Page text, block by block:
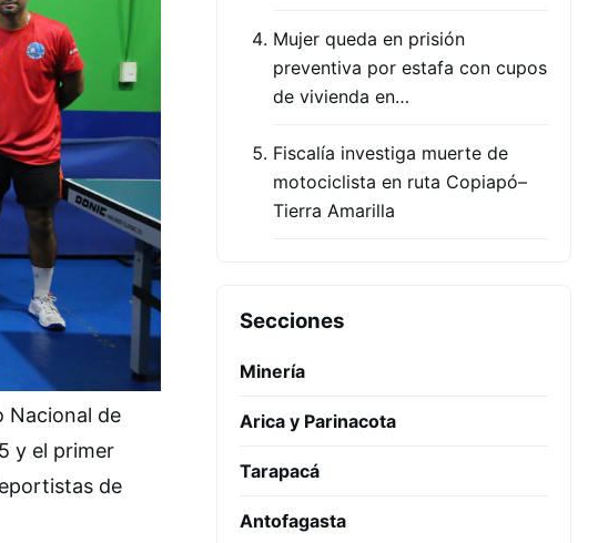
Nacional de
y el primer
de
Mujer queda en prisión
preventiva por estafa con cupos
de vivienda en…
Fiscalía investiga muerte de
motociclista en ruta Copiapó–
Tierra Amarilla
Secciones
Minería
Arica y Parinacota
Tarapacá
Antofagasta